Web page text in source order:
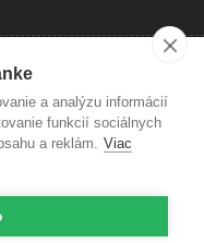
a analýzu informácií
funkcií sociálnych
a reklám. Viac